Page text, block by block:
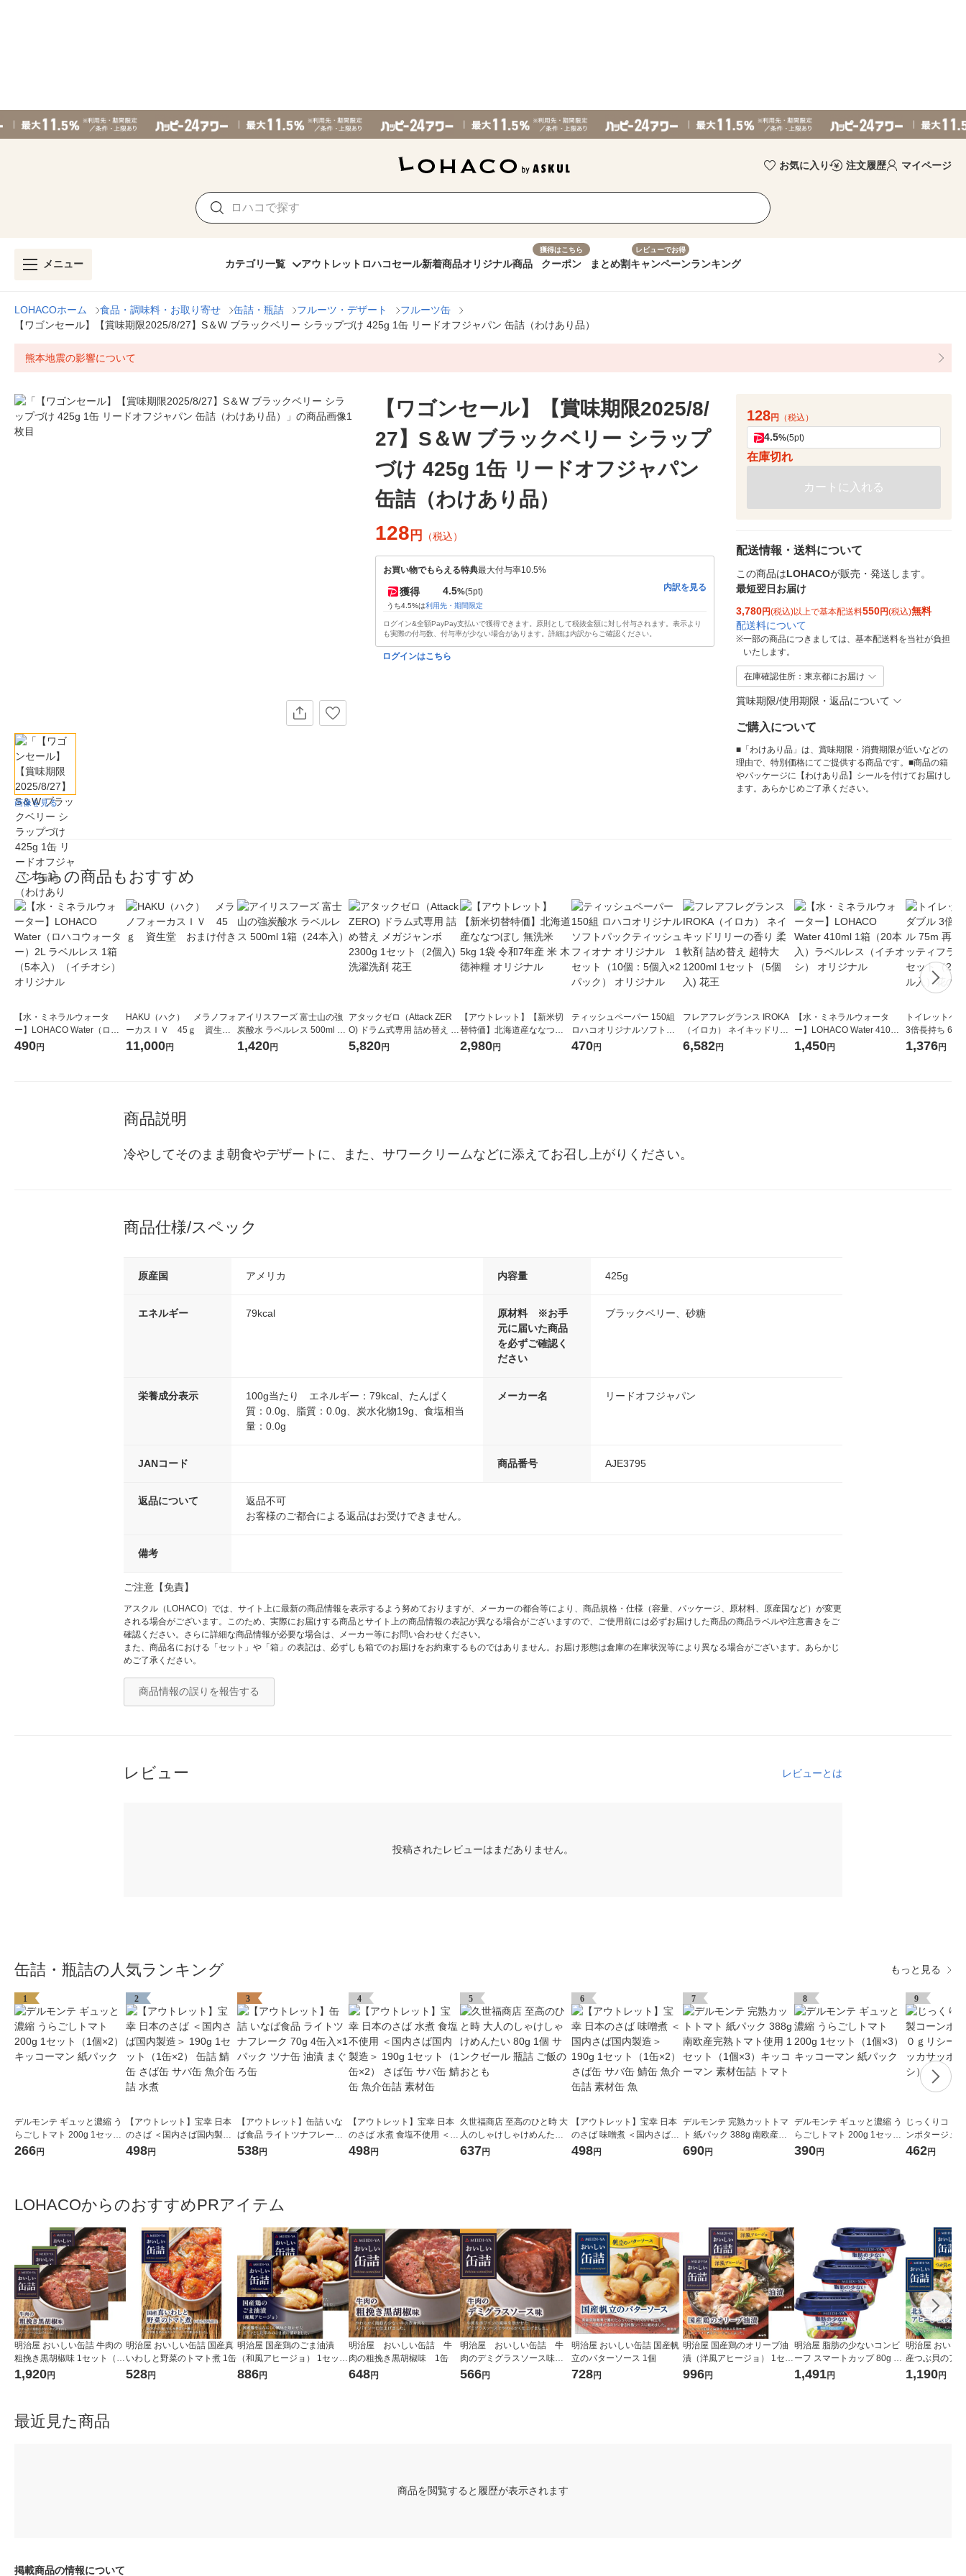
お気に入り 注文履歴 マイページ
メニュー カテゴリ一覧 アウトレット ロハコセール新着商品オリジナル商品
獲得はこちら
クーポン まとめ割
レビューでお得
キャンペーンランキング
LOHACOホーム 食品・調味料・お取り寄せ 缶詰・瓶詰 フルーツ・デザート
フルーツ缶
【ワゴンセール】【賞味期限2025/8/27】S＆W ブラックベリー シラップづけ 425g 1缶 リードオフジャパン 缶詰（わけあり品）
熊本地震の影響について
画像を見る
【ワゴンセール】【賞味期限2025/8/
27】S＆W ブラックベリー シラップ
づけ 425g 1缶 リードオフジャパン
缶詰（わけあり品）
128 円 （税込）
お買い物でもらえる特典最大付与率10.5%
獲得 4.5%(5pt)
うち4.5%は利用先・期間限定
内訳を見る
ログイン&全額PayPay支払いで獲得できます。原則として税抜金額に対し付与されます。表示より
も実際の付与数、付与率が少ない場合があります。詳細は内訳からご確認ください。
ログインはこちら
128円 （税込）
4.5%(5pt)
在庫切れ
カートに入れる
配送情報・送料について
この商品はLOHACOが販売・発送します。
最短翌日お届け
3,780円(税込)以上で基本配送料550円(税込)無料
配送料について
※一部の商品につきましては、基本配送料を当社が負担
いたします。
在庫確認住所：東京都にお届け
賞味期限/使用期限・返品について
ご購入について
■「わけあり品」は、賞味期限・消費期限が近いなどの
理由で、特別価格にてご提供する商品です。■商品の箱
やパッケージに【わけあり品】シールを付けてお届けし
ます。あらかじめご了承ください。
こちらの商品もおすすめ
【水・ミネラルウォータ
ー】LOHACO Water（ロハ
コウォーター）2L ラベルレ
490円
HAKU（ハク） メラノフォ
ーカスＩＶ 45ｇ 資生
堂 おまけ付き
11,000円
アイリスフーズ 富士山の強
炭酸水 ラベルレス 500ml 1
箱（24本入）
1,420円
アタックゼロ（Attack ZER
O) ドラム式専用 詰め替え メ
ガジャンボ 2300g 1セット
5,820円
【アウトレット】【新米切
替特価】北海道産ななつぼ
し 無洗米 5kg 1袋 令和7年産
2,980円
ティッシュペーパー 150組
ロハコオリジナルソフトパ
ックティッシュ フィオナ オ
470円
フレアフレグランス IROKA
（イロカ） ネイキッドリリ
ーの香り 柔軟剤 詰め替え 超
6,582円
【水・ミネラルウォータ
ー】LOHACO Water 410ml
1箱（20本入）ラベルレス
1,450円
トイレットペ
3倍長持ち 6ロール
紙配合 スコッ
1,376円
商品説明
冷やしてそのまま朝食やデザートに、また、サワークリームなどに添えてお召し上がりください。
商品仕様/スペック
原産国 アメリカ 内容量 425g
エネルギー 79kcal
原材料 ※お手
元に届いた商品
を必ずご確認く
ださい
ブラックベリー、砂糖
栄養成分表示
100g当たり エネルギー：79kcal、たんぱく
質：0.0g、脂質：0.0g、炭水化物19g、食塩相当
量：0.0g
メーカー名 リードオフジャパン
JANコード 商品番号 AJE3795
返品について
返品不可
お客様のご都合による返品はお受けできません。
備考
ご注意【免責】
アスクル（LOHACO）では、サイト上に最新の商品情報を表示するよう努めておりますが、メーカーの都合等により、商品規格・仕様（容量、パッケージ、原材料、原産国など）が変更
される場合がございます。このため、実際にお届けする商品とサイト上の商品情報の表記が異なる場合がございますので、ご使用前には必ずお届けした商品の商品ラベルや注意書きをご
確認ください。さらに詳細な商品情報が必要な場合は、メーカー等にお問い合わせください。
また、商品名における「セット」や「箱」の表記は、必ずしも箱でのお届けをお約束するものではありません。お届け形態は倉庫の在庫状況等により異なる場合がございます。あらかじ
めご了承ください。
商品情報の誤りを報告する
レビュー レビューとは
投稿されたレビューはまだありません。
缶詰・瓶詰の人気ランキング もっと見る
1
デルモンテ ギュッと濃縮 う
らごしトマト 200g 1セット
（1個×2）キッコーマン 紙
266円
2
【アウトレット】宝幸 日本
のさば ＜国内さば国内製造
＞ 190g 1セット（1缶×2）
498円
3
【アウトレット】缶詰 いな
ば食品 ライトツナフレーク
70g 4缶入×1パック ツナ缶
538円
4
【アウトレット】宝幸 日本
のさば 水煮 食塩不使用 ＜国
内さば国内製造＞ 190g 1セ
498円
5
久世福商店 至高のひと時 大
人のしゃけしゃけめんたい 8
0g 1個 サンクゼール 瓶詰 ご
637円
6
【アウトレット】宝幸 日本
のさば 味噌煮 ＜国内さば国
内製造＞ 190g 1セット（1
498円
7
デルモンテ 完熟カットトマ
ト 紙パック 388g 南欧産完
熟トマト使用 1セット（1個
690円
8
デルモンテ ギュッと濃縮 う
らごしトマト 200g 1セット
（1個×3）キッコーマン 紙
390円
9
じっくりコト
ンポタージュ
ール缶 3缶 ポ
462円
LOHACOからのおすすめPRアイテム
明治屋 おいしい缶詰 牛肉の
粗挽き黒胡椒味 1セット（3
缶）
1,920円
明治屋 おいしい缶詰 国産真
いわしと野菜のトマト煮 1缶
528円
明治屋 国産鶏のごま油漬
（和風アヒージョ） 1セット
（2缶）
886円
明治屋 おいしい缶詰 牛
肉の粗挽き黒胡椒味 1缶
648円
明治屋 おいしい缶詰 牛
肉のデミグラスソース味 1
缶
566円
明治屋 おいしい缶詰 国産帆
立のバターソース 1個
728円
明治屋 国産鶏のオリーブ油
漬（洋風アヒージョ） 1セッ
ト（2缶）
996円
明治屋 脂肪の少ないコンビ
ーフ スマートカップ 80g 1
セット（3個）
1,491円
明治屋 おいし
産つぶ貝のア
ト（2個）
1,190円
最近見た商品
商品を閲覧すると履歴が表示されます
掲載商品の情報について